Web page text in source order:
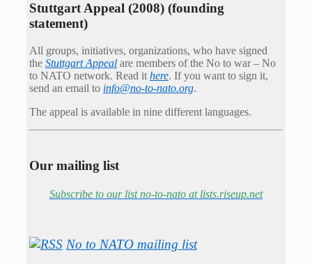
Stuttgart Appeal (2008) (founding
statement)
All groups, initiatives, organizations, who have signed
the Stuttgart Appeal are members of the No to war – No
to NATO network. Read it here. If you want to sign it,
send an email to info@no-to-nato.org.
The appeal is available in nine different languages.
Our mailing list
Subscribe to our list no-to-nato at lists.riseup.net
No to NATO mailing list